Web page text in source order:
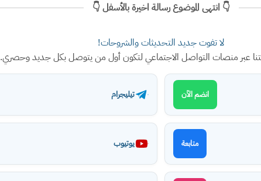
👇 انتهى الموضوع رسالة اخيرة بالأسفل 👇
لا تفوت جديد التحديثات والشروحات!
عبر منصات التواصل الاجتماعي لتكون أول من يتوصل بكل جديد وحصري.
انضم الآن تيليجرام
متابعة يوتيوب